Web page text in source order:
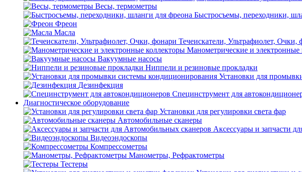
Весы, термометры
Быстросъемы, переходники,
Фреон
Масла
Течеискатели, Ультрафиолет, Очки,
Манометрические и электронные
Вакуумные насосы
Ниппели и резиновые прокладки
Установки для
Дезинфекция
Специнструмент для
Диагностическое оборудование
Установки для регулировки света фар
Автомобильные сканеры
Аксессуары и запчасти
Видеоэндоскопы
Компрессометры
Манометры, Рефрактометры
Тестеры